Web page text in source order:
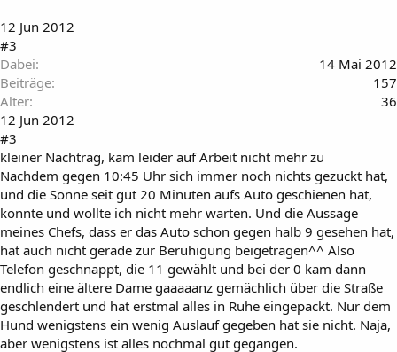
12 Jun 2012
#3
Dabei
14 Mai 2012
Beiträge
157
Alter
36
12 Jun 2012
#3
kleiner Nachtrag, kam leider auf Arbeit nicht mehr zu
Nachdem gegen 10:45 Uhr sich immer noch nichts gezuckt hat,
und die Sonne seit gut 20 Minuten aufs Auto geschienen hat,
konnte und wollte ich nicht mehr warten. Und die Aussage
meines Chefs, dass er das Auto schon gegen halb 9 gesehen hat,
hat auch nicht gerade zur Beruhigung beigetragen^^ Also
Telefon geschnappt, die 11 gewählt und bei der 0 kam dann
endlich eine ältere Dame gaaaaanz gemächlich über die Straße
geschlendert und hat erstmal alles in Ruhe eingepackt. Nur dem
Hund wenigstens ein wenig Auslauf gegeben hat sie nicht. Naja,
aber wenigstens ist alles nochmal gut gegangen.